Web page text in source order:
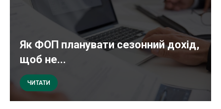
Як ФОП планувати сезонний дохід,
щоб не...
ЧИТАТИ